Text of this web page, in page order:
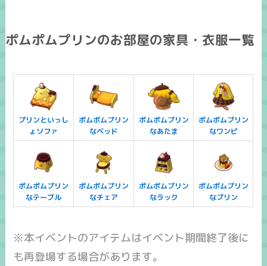
ポムポムプリンのお部屋の家具・衣服一覧
プリンといっし
ょソファ
ポムポムプリン
なベッド
ポムポムプリン
なあたま
ポムポムプリン
なワンピ
ポムポムプリン
なテーブル
ポムポムプリン
なチェア
ポムポムプリン
なラック
ポムポムプリン
なプリン
※本イベントのアイテムはイベント期間終了後に
も再登場する場合があります。